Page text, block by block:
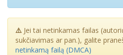
⚠️ Jei tai netinkamas failas
sukčiavimas ar pan.), galite
netinkamą failą (DMCA)